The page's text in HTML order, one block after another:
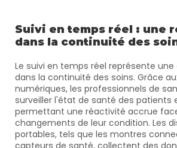
Suivi en temps réel : une
dans la continuité des
Le suivi en temps réel représente
dans la continuité des soins. Grâce
numériques, les professionnels de
surveiller l'état de santé des patients
permettant une réactivité accrue
changements de leur condition. Les
portables, tels que les montres
capteurs de santé, collectent des